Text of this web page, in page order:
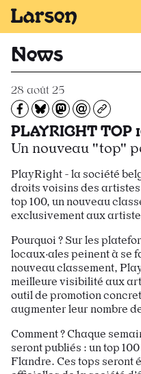
News
28 août 25
Partagez sur Facebook
Partager sur Bluesky
Partager sur
Partagez par
Copiez
PLAYRIGHT TOP
Un nouveau "top"
PlayRight - la société
droits voisins des
top 100, un nouveau
exclusivement aux
Pourquoi ? Sur les
locaux·ales peinent à se
nouveau classement,
meilleure visibilité aux
outil de promotion
augmenter leur nombre
Comment ? Chaque
seront publiés : un top
Flandre. Ces tops seront